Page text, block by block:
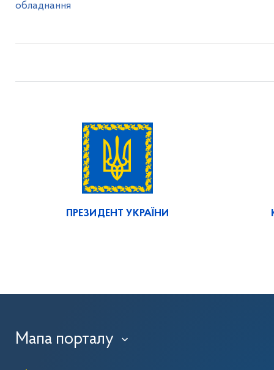
обладнання
ПРЕЗИДЕНТ УКРАЇНИ
Мапа порталу ›